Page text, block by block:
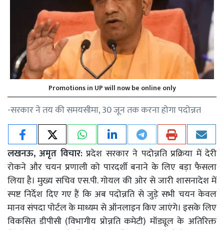
Promotions in UP will now be online only
-सरकार ने तय की समयसीमा, 30 जून तक करना होगा पदोन्नत
लखनऊ, अमृत विचार:प्रदेश सरकार ने पदोन्नति प्रक्रिया में देरी
रोकने और चयन प्रणाली को पारदर्शी बनाने के लिए बड़ा फैसला
लिया है। मुख्य सचिव एस.पी. गोयल की ओर से जारी शासनादेश में
स्पष्ट निर्देश दिए गए हैं कि अब पदोन्नति से जुड़े सभी चयन केवल
मानव संपदा पोर्टल के माध्यम से ऑनलाइन किए जाएंगे। इसके लिए
विकसित डीपीसी (विभागीय प्रोन्नति कमेटी) मॉड्यूल के अतिरिक्त